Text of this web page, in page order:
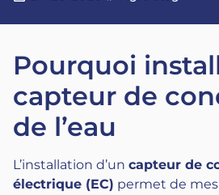
Pourquoi
capteur de
de l’eau
L’installation d’un capteur de
électrique (EC) permet de